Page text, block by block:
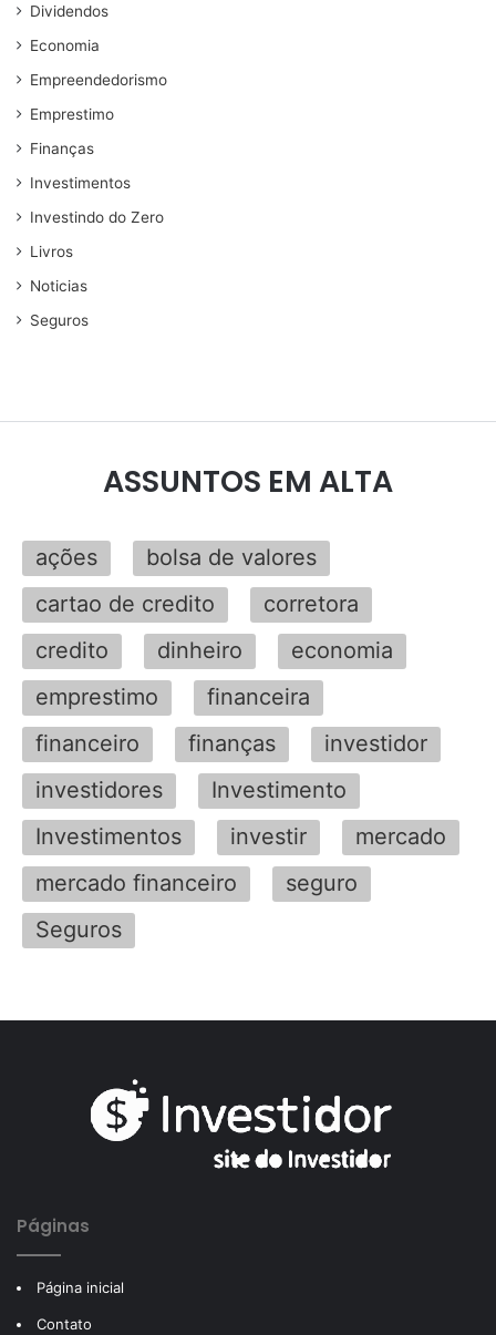
Dividendos
Economia
Empreendedorismo
Emprestimo
Finanças
Investimentos
Investindo do Zero
Livros
Noticias
Seguros
ASSUNTOS EM ALTA
ações
bolsa de valores
cartao de credito
corretora
credito
dinheiro
economia
emprestimo
financeira
financeiro
finanças
investidor
investidores
Investimento
Investimentos
investir
mercado
mercado financeiro
seguro
Seguros
Páginas
Página inicial
Contato